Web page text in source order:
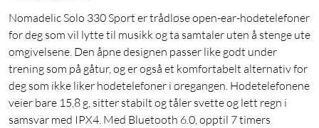
Nomadelic Solo 330 Sport er trådløse open-ear-hodetelefoner
for deg som vil lytte til musikk og ta samtaler uten å stenge ute
omgivelsene. Den åpne designen passer like godt under
trening som på gåtur, og er også et komfortabelt alternativ for
deg som ikke liker hodetelefoner i øregangen. Hodetelefonene
veier bare 15,8 g, sitter stabilt og tåler svette og lett regn i
samsvar med IPX4. Med Bluetooth 6.0, opptil 7 timers